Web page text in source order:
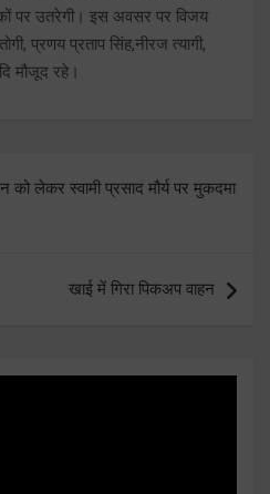
पर उतरेगी। इस अवसर पर विजय
प्रणय प्रताप सिंह,नीरज त्यागी,
मौजूद रहे।
को लेकर स्वामी प्रसाद मौर्य पर मुकदमा
खाई में गिरा पिकअप वाहन